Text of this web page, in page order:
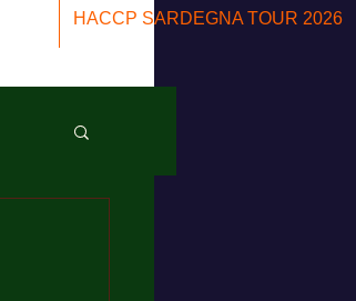
HACCP SARDEGNA TOUR 2026